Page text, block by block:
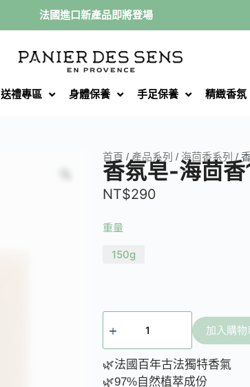
法國進口新產品即將登場
送禮專區 身體保養 手足保養 精緻香氛
首頁 /產品系列 / 海茴香系列 /
香氛皂-海茴
NT$290
重量
150g
加入購物
🌿法國百年古法獨特香氣
🌿97%自然植萃成份